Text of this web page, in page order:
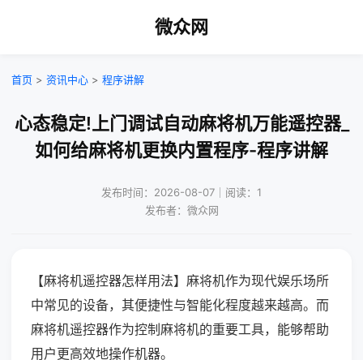
微众网
首页 > 资讯中心 > 程序讲解
心态稳定!上门调试自动麻将机万能遥控器_
如何给麻将机更换内置程序-程序讲解
发布时间：2026-08-07｜阅读：1
发布者：微众网
【麻将机遥控器怎样用法】麻将机作为现代娱乐场所
中常见的设备，其便捷性与智能化程度越来越高。而
麻将机遥控器作为控制麻将机的重要工具，能够帮助
用户更高效地操作机器。